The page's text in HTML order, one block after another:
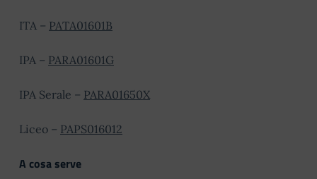
ITA – PATA01601B
IPA – PARA01601G
IPA Serale – PARA01650X
Liceo – PAPS016012
A cosa serve